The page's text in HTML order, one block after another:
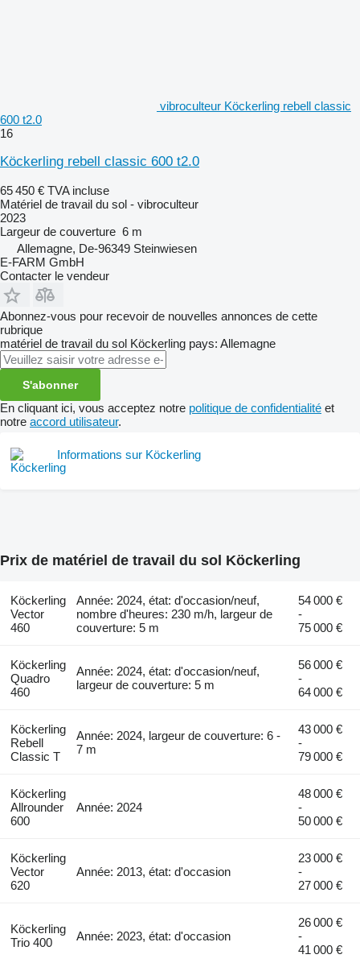
vibroculteur Köckerling rebell classic
600 t2.0
16
Köckerling rebell classic 600 t2.0
65 450 € TVA incluse
Matériel de travail du sol - vibroculteur
2023
Largeur de couverture 6 m
Allemagne, De-96349 Steinwiesen
E-FARM GmbH
Contacter le vendeur
Abonnez-vous pour recevoir de nouvelles annonces de cette
rubrique
matériel de travail du sol Köckerling pays: Allemagne
S'abonner
En cliquant ici, vous acceptez notre politique de confidentialité et
notre accord utilisateur.
Informations sur Köckerling
Prix de matériel de travail du sol Köckerling
Köckerling
Vector
460
Année: 2024, état: d'occasion/neuf,
nombre d'heures: 230 m/h, largeur de
couverture: 5 m
54 000 €
-
75 000 €
Köckerling
Quadro
460
Année: 2024, état: d'occasion/neuf,
largeur de couverture: 5 m
56 000 €
-
64 000 €
Köckerling
Rebell
Classic T
Année: 2024, largeur de couverture: 6 -
7 m
43 000 €
-
79 000 €
Köckerling
Allrounder
600
Année: 2024
48 000 €
-
50 000 €
Köckerling
Vector
620
Année: 2013, état: d'occasion
23 000 €
-
27 000 €
Köckerling
Trio 400
Année: 2023, état: d'occasion
26 000 €
-
41 000 €